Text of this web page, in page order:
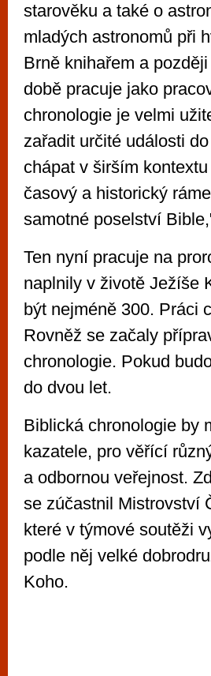
starověku a také o
mladých astronomů při
Brně knihařem a
době pracuje jako
chronologie je velmi
zařadit určité události
chápat v širším
časový a historický
samotné poselství
Ten nyní pracuje na
naplnily v životě Ježíše
být nejméně 300. Práci
Rovněž se začaly
chronologie. Pokud
do dvou let.
Biblická chronologie by
kazatele, pro věřící
a odbornou veřejnost.
se zúčastnil Mistrovství
které v týmové soutěži
podle něj velké
Koho.